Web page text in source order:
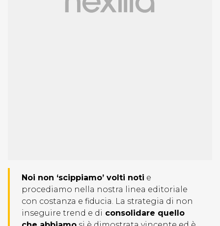
Noi non ‘scippiamo’ volti noti e
procediamo nella nostra linea editoriale
con costanza e fiducia. La strategia di non
inseguire trend e di consolidare quello